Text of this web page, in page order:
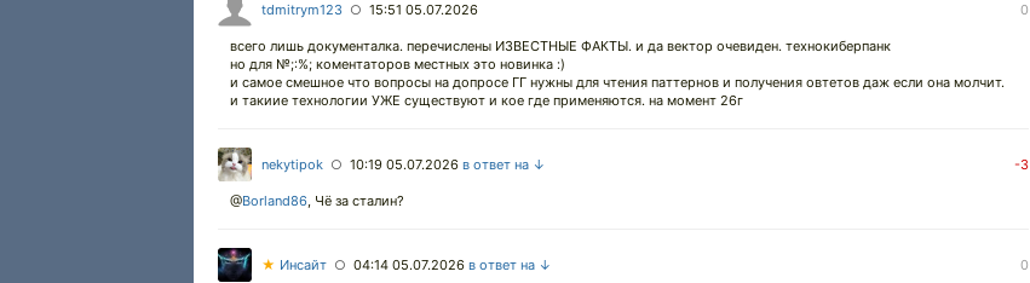
tdmitrym123 ○ 15:51 05.07.2026 0
всего лишь документалка. перечислены ИЗВЕСТНЫЕ ФАКТЫ. и да вектор очевиден. технокиберпанк
но для №;:%; коментаторов местных это новинка :)
и самое смешное что вопросы на допросе ГГ нужны для чтения паттернов и получения овтетов даж если она молчит.
и такиие технологии УЖЕ существуют и кое где применяются. на момент 26г
nekytipok ○ 10:19 05.07.2026 в ответ на ↓ -3
@Borland86, Чё за сталин?
★ Инсайт ○ 04:14 05.07.2026 в ответ на ↓ 0